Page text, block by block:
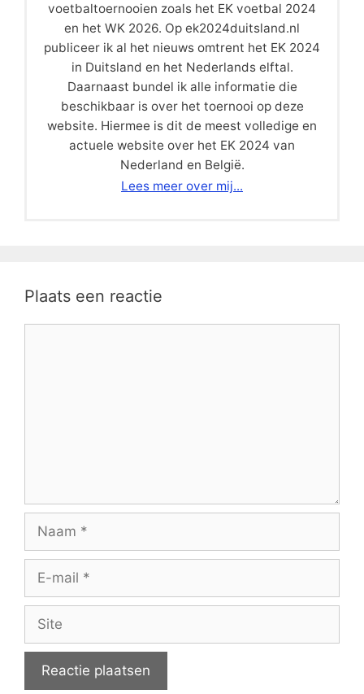
voetbaltoernooien zoals het EK voetbal 2024
en het WK 2026. Op ek2024duitsland.nl
publiceer ik al het nieuws omtrent het EK 2024
in Duitsland en het Nederlands elftal.
Daarnaast bundel ik alle informatie die
beschikbaar is over het toernooi op deze
website. Hiermee is dit de meest volledige en
actuele website over het EK 2024 van
Nederland en België.
Lees meer over mij...
Plaats een reactie
mail